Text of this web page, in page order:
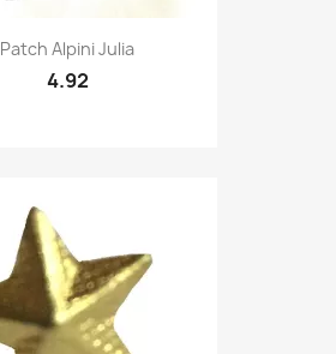
Quick view
Patch Alpini Julia
4.92